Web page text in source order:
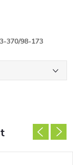
370/98-173